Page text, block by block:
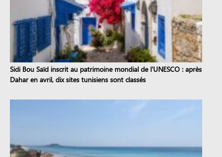
Sidi Bou Saïd inscrit au patrimoine mondial de l'UNESCO : après
Dahar en avril, dix sites tunisiens sont classés